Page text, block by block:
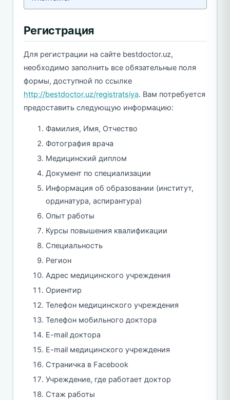
Регистрация
Для регистрации на сайте bestdoctor.uz,
необходимо заполнить все обязательные поля
формы, доступной по ссылке
http://bestdoctor.uz/registratsiya. Вам потребуется
предоставить следующую информацию:
Фамилия, Имя, Отчество
Фотография врача
Медицинский диплом
Документ по специализации
Информация об образовании (институт,
ординатура, аспирантура)
Опыт работы
Курсы повышения квалификации
Специальность
Регион
Адрес медицинского учреждения
Ориентир
Телефон медицинского учреждения
Телефон мобильного доктора
E-mail доктора
E-mail медицинского учреждения
Страничка в Facebook
Учреждение, где работает доктор
Стаж работы